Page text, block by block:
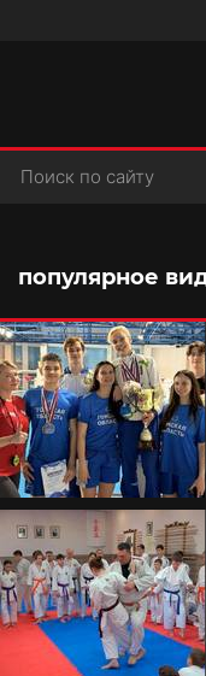
популярное